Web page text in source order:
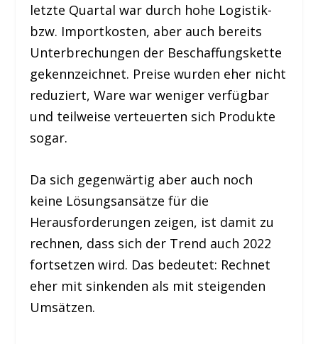
letzte Quartal war durch hohe Logistik-
bzw. Importkosten, aber auch bereits
Unterbrechungen der Beschaffungskette
gekennzeichnet. Preise wurden eher nicht
reduziert, Ware war weniger verfügbar
und teilweise verteuerten sich Produkte
sogar.
Da sich gegenwärtig aber auch noch
keine Lösungsansätze für die
Herausforderungen zeigen, ist damit zu
rechnen, dass sich der Trend auch 2022
fortsetzen wird. Das bedeutet: Rechnet
eher mit sinkenden als mit steigenden
Umsätzen.